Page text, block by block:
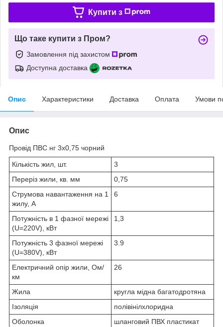
Купити з
Що таке купити з Пром?
Замовлення під захистом
Доступна доставка
Опис Характеристики Доставка Оплата Умови
Опис
Провід ПВС нг 3х0,75 чорний
Кількість жил, шт.
3
Переріз жили, кв. мм
0,75
Струмова навантаження на 1
жилу, А
6
Потужність в 1 фазної мережі
(U=220V), кВт
1,3
Потужність 3 фазної мережі
(U=380V), кВт
3.9
Електричний опір жили, Ом/
км
26
Жила
кругла мідна багатодротяна
Ізоляція
полівінілхлоридна
Оболонка
шланговий ПВХ пластикат